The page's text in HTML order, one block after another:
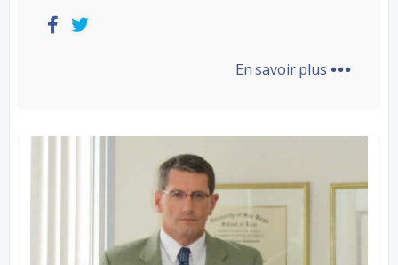
En savoir plus ...